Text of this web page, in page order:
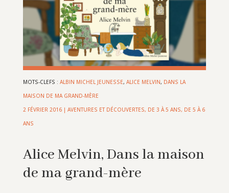
MOTS-CLEFS : ALBIN MICHEL JEUNESSE, ALICE MELVIN, DANS LA
MAISON DE MA GRAND-MÈRE
2 FÉVRIER 2016| AVENTURES ET DÉCOUVERTES, DE 3 À 5 ANS, DE 5 À 6
ANS
Alice Melvin, Dans la maison
de ma grand-mère